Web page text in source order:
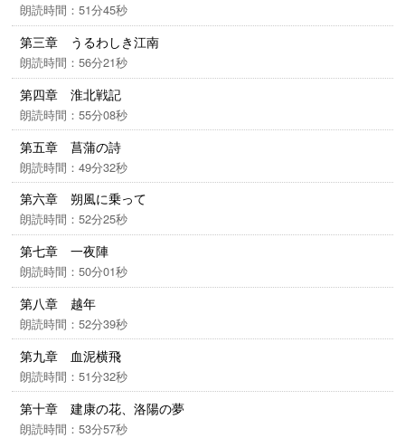
朗読時間：51分45秒
第三章 うるわしき江南
朗読時間：56分21秒
第四章 淮北戦記
朗読時間：55分08秒
第五章 菖蒲の詩
朗読時間：49分32秒
第六章 朔風に乗って
朗読時間：52分25秒
第七章 一夜陣
朗読時間：50分01秒
第八章 越年
朗読時間：52分39秒
第九章 血泥横飛
朗読時間：51分32秒
第十章 建康の花、洛陽の夢
朗読時間：53分57秒